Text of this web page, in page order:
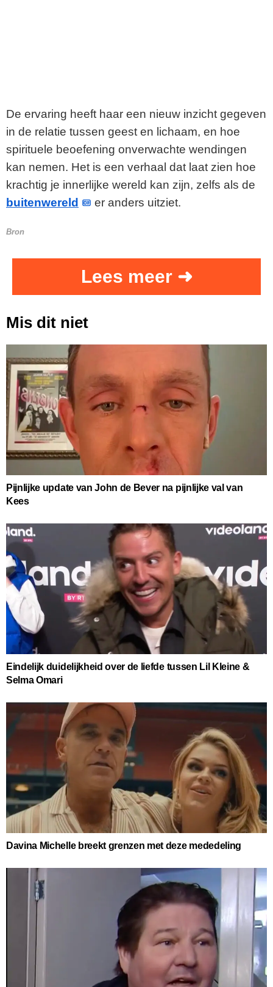
De ervaring heeft haar een nieuw inzicht gegeven
in de relatie tussen geest en lichaam, en hoe
spirituele beoefening onverwachte wendingen
kan nemen. Het is een verhaal dat laat zien hoe
krachtig je innerlijke wereld kan zijn, zelfs als de
buitenwereld
er anders uitziet.
Bron
Lees meer ➜
Mis dit niet
Pijnlijke update van John de Bever na pijnlijke val van
Kees
Eindelijk duidelijkheid over de liefde tussen Lil Kleine &
Selma Omari
Davina Michelle breekt grenzen met deze mededeling